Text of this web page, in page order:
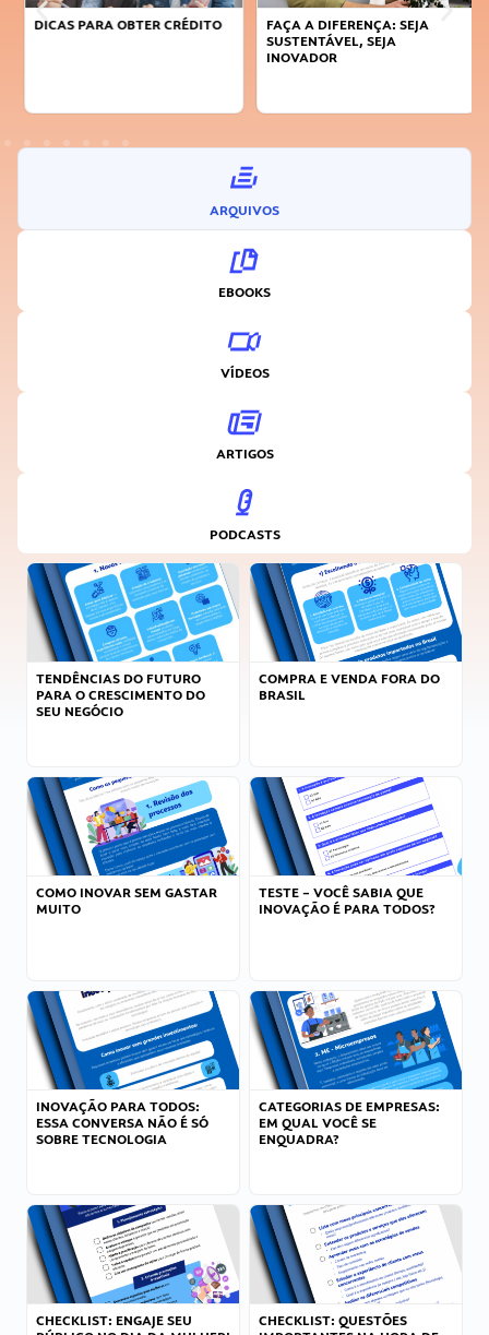
DICAS PARA OBTER CRÉDITO
FAÇA A DIFERENÇA: SEJA
SUSTENTÁVEL, SEJA
INOVADOR
ARQUIVOS
EBOOKS
VÍDEOS
ARTIGOS
PODCASTS
TENDÊNCIAS DO FUTURO
PARA O CRESCIMENTO DO
SEU NEGÓCIO
COMPRA E VENDA FORA DO
BRASIL
COMO INOVAR SEM GASTAR
MUITO
TESTE – VOCÊ SABIA QUE
INOVAÇÃO É PARA TODOS?
INOVAÇÃO PARA TODOS:
ESSA CONVERSA NÃO É SÓ
SOBRE TECNOLOGIA
CATEGORIAS DE EMPRESAS:
EM QUAL VOCÊ SE
ENQUADRA?
CHECKLIST: ENGAJE SEU
CHECKLIST: QUESTÕES